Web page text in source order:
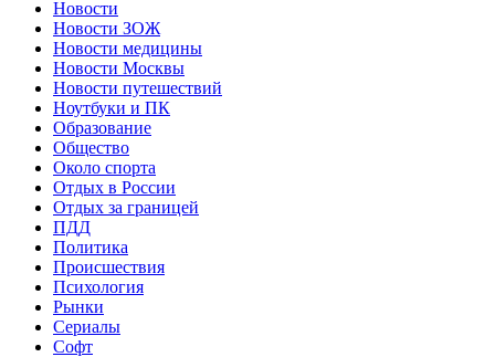
Новости
Новости ЗОЖ
Новости медицины
Новости Москвы
Новости путешествий
Ноутбуки и ПК
Образование
Общество
Около спорта
Отдых в России
Отдых за границей
ПДД
Политика
Происшествия
Психология
Рынки
Сериалы
Софт